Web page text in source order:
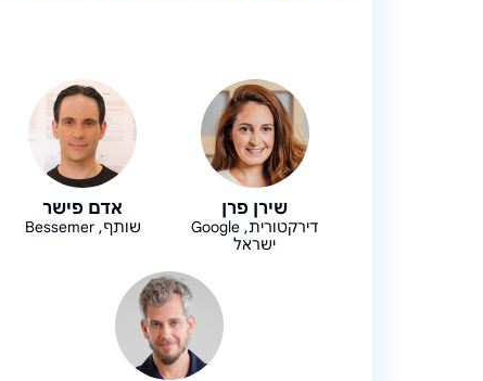
שירן פרן
דירקטורית, Google
ישראל
אדם פישר
שותף, Bessemer